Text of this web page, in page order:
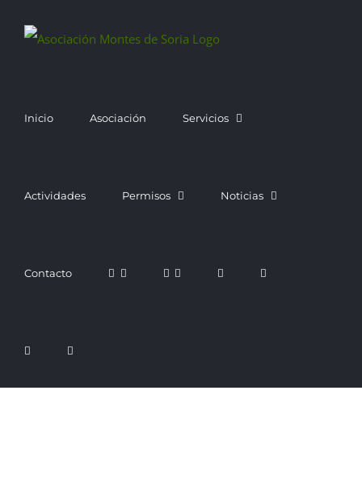
Inicio Asociación Servicios
Actividades Permisos Noticias
Contacto